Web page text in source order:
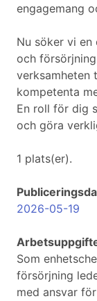
engagemang
Nu söker vi
och
verksamheten
kompetenta
En roll för dig
och göra
1 plats(er).
2026-05-19
Som
försörjning
med ansvar